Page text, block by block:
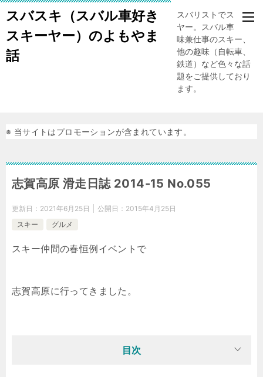
スバスキ（スバル車好き
スキーヤー）のよもやま
話
スバリストでスキー
ヤー。スバル車、趣
味兼仕事のスキー、
他の趣味（自転車、
鉄道）など色々な話
題をご提供しており
ます。
※ 当サイトはプロモーションが含まれています。
志賀高原 滑走日誌 2014-15 No.055
更新日： 2021年6月25日 公開日： 2015年4月25日
スキー
グルメ
スキー仲間の春恒例イベントで
志賀高原に行ってきました。
目次